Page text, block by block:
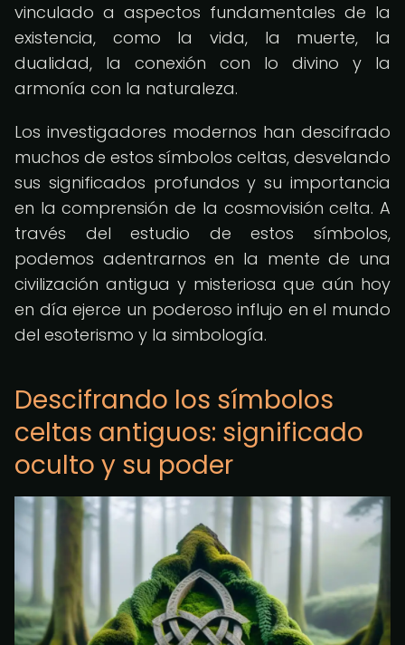
vinculado a aspectos fundamentales de la
existencia, como la vida, la muerte, la
dualidad, la conexión con lo divino y la
armonía con la naturaleza.
Los investigadores modernos han descifrado
muchos de estos símbolos celtas, desvelando
sus significados profundos y su importancia
en la comprensión de la cosmovisión celta. A
través del estudio de estos símbolos,
podemos adentrarnos en la mente de una
civilización antigua y misteriosa que aún hoy
en día ejerce un poderoso influjo en el mundo
del esoterismo y la simbología.
Descifrando los símbolos
celtas antiguos: significado
oculto y su poder